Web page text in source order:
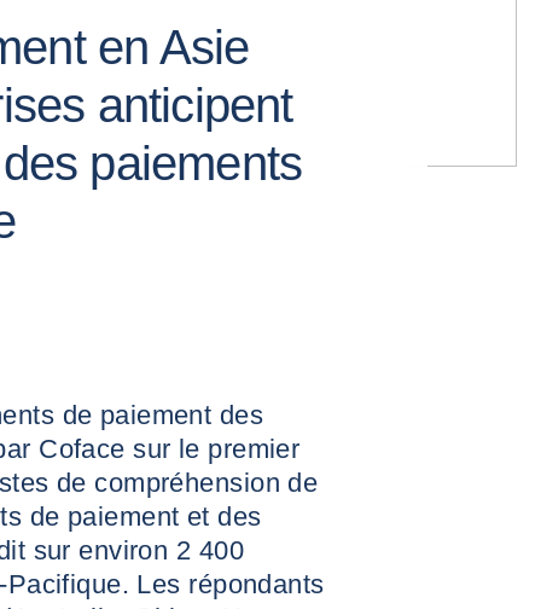
en Asie
anticipent
paiements
de paiement des
Coface sur le premier
de compréhension de
de paiement et des
sur environ 2 400
Les répondants